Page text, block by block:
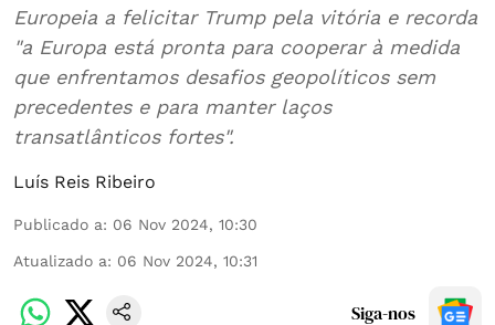
Europeia a felicitar Trump pela vitória e recorda
"a Europa está pronta para cooperar à medida
que enfrentamos desafios geopolíticos sem
precedentes e para manter laços
transatlânticos fortes".
Luís Reis Ribeiro
Publicado a: 06 Nov 2024, 10:30
Atualizado a: 06 Nov 2024, 10:31
Siga-nos